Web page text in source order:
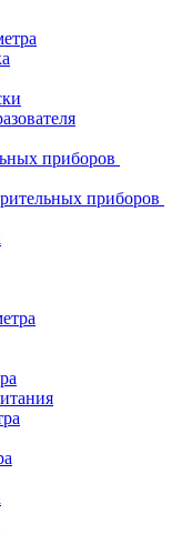
приборов
приборов